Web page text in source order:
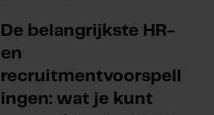
De belangrijkste HR-
en
recruitmentvoorspell
ingen: wat je kunt